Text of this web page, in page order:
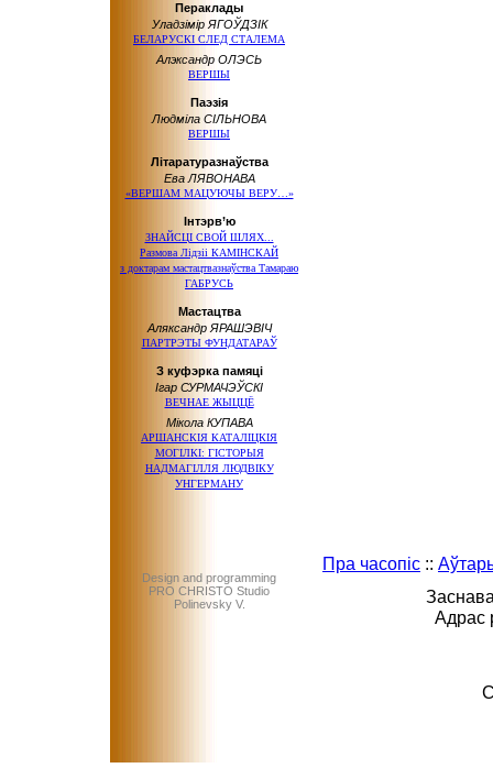
Пераклады
Уладзімір ЯГОЎДЗІК
БЕЛАРУСКІ СЛЕД СТАЛЕМА
Алэксандр ОЛЭСЬ
ВЕРШЫ
Паэзія
Людміла СІЛЬНОВА
ВЕРШЫ
Літаратуразнаўства
Ева ЛЯВОНАВА
«ВЕРШАМ МАЦУЮЧЫ ВЕРУ…»
Інтэрв’ю
ЗНАЙСЦІ СВОЙ ШЛЯХ...
Размова Лідзіі КАМІНСКАЙ
з доктарам мастацтвазнаўства Тамараю
ГАБРУСЬ
Мастацтва
Аляксандр ЯРАШЭВІЧ
ПАРТРЭТЫ ФУНДАТАРАЎ
З куфэрка памяці
Ігар СУРМАЧЭЎСКІ
ВЕЧНАЕ ЖЫЦЦЁ
Мікола КУПАВА
АРШАНСКІЯ КАТАЛІЦКІЯ
МОГІЛКІ: ГІСТОРЫЯ
НАДМАГІЛЛЯ ЛЮДВІКУ
УНГЕРМАНУ
Design and programming
PRO CHRISTO Studio
Polinevsky V.
Пра часопіс ::
Адрас